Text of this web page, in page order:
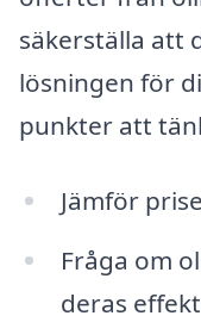
säkerställa att
lösningen för
punkter att
Jämför
Fråga om
deras